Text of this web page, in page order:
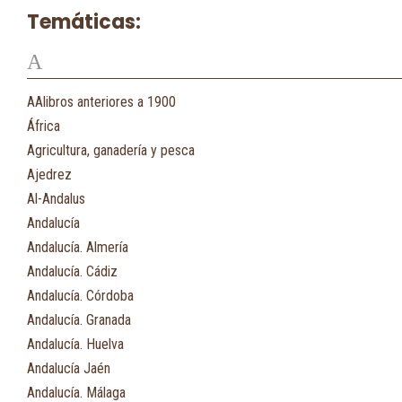
Temáticas:
A
AAlibros anteriores a 1900
África
Agricultura, ganadería y pesca
Ajedrez
Al-Andalus
Andalucía
Andalucía. Almería
Andalucía. Cádiz
Andalucía. Córdoba
Andalucía. Granada
Andalucía. Huelva
Andalucía Jaén
Andalucía. Málaga